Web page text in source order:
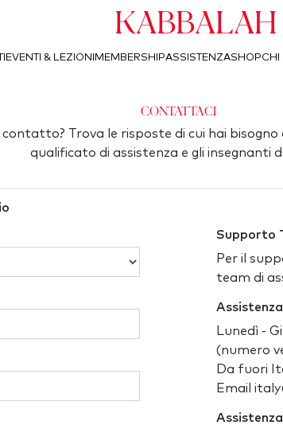
Kabbalah
EVENTI & LEZIONI MEMBERSHIPASSISTENZASHOPCHI
Contattaci
Trova le risposte di cui hai
qualificato di assistenza e gli insegnanti
Supporto
Per il
team di
Assistenza
Lunedì -
(numero
Da fuori
Email